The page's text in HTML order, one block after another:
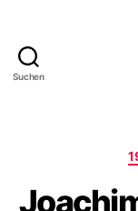
Suchen